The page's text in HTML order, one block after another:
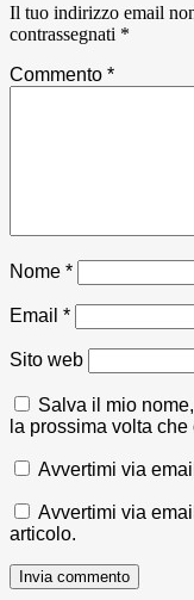
Il tuo indirizzo email
contrassegnati *
Commento *
Nome *
Email *
Sito web
Salva il mio
la prossima volta che
Avvertimi via
Avvertimi via
articolo.